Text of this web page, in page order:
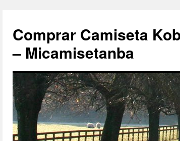
Comprar Camiseta
– Micamisetanba